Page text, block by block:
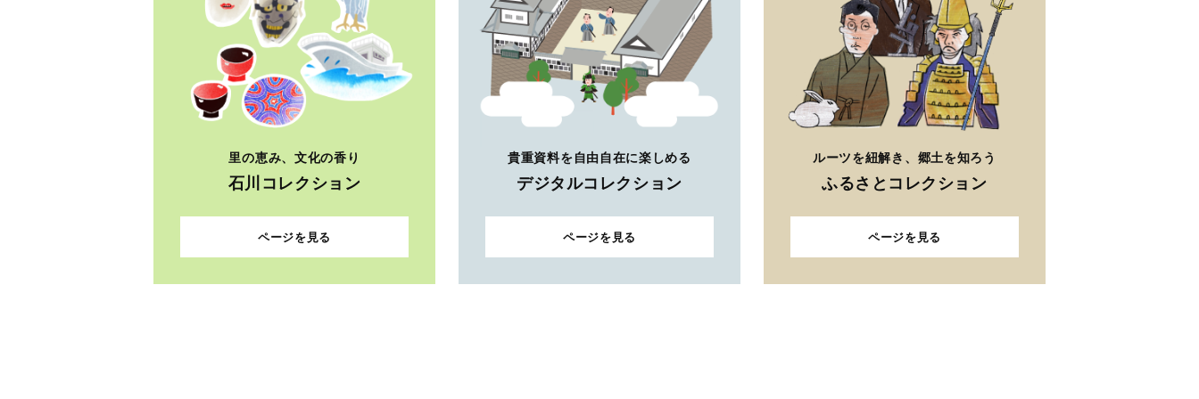
里の恵み、文化の香り
石川コレクション
ページを見る
貴重資料を自由自在に楽しめる
デジタルコレクション
ページを見る
ルーツを紐解き、郷土を知ろう
ふるさとコレクション
ページを見る